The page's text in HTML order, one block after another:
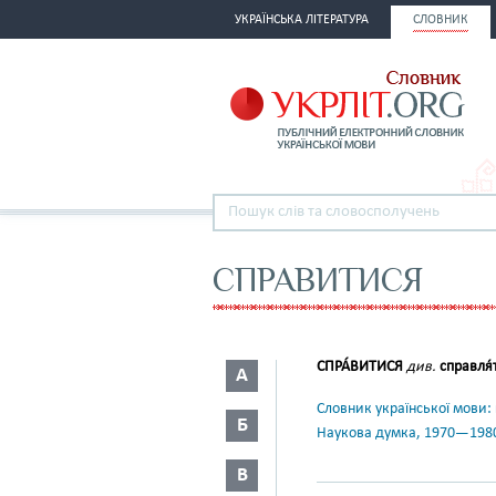
УКРАЇНСЬКА ЛІТЕРАТУРА СЛОВНИК
СПРАВИТИСЯ
А
Б
В
СПРА́ВИТИСЯ див.
Словник української
Наукова думка,